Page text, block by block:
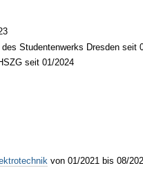
Studentenwerks Dresden seit
seit 01/2024
von 01/2021 bis 08/